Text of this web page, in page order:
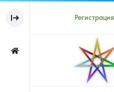
Регистрация